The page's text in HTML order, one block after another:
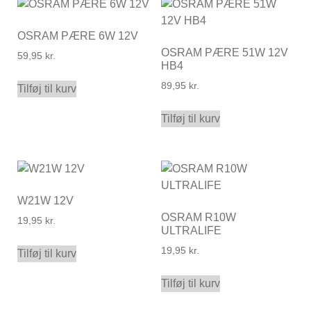
OSRAM PÆRE 6W 12V
59,95 kr.
Tilføj til kurv
OSRAM PÆRE 51W 12V
HB4
89,95 kr.
Tilføj til kurv
W21W 12V
19,95 kr.
Tilføj til kurv
OSRAM R10W
ULTRALIFE
19,95 kr.
Tilføj til kurv